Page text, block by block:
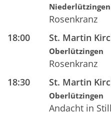
Niederlützingen
Rosenkranz
18:00
St. Martin
Oberlützingen
Rosenkranz
18:30
St. Martin
Oberlützingen
Andacht in